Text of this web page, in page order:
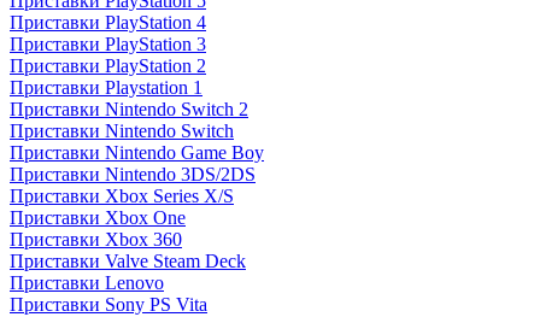
Приставки PlayStation 4
Приставки PlayStation 3
Приставки PlayStation 2
Приставки Playstation 1
Приставки Nintendo Switch 2
Приставки Nintendo Switch
Приставки Nintendo Game Boy
Приставки Nintendo 3DS/2DS
Приставки Xbox Series X/S
Приставки Xbox One
Приставки Xbox 360
Приставки Valve Steam Deck
Приставки Lenovo
Приставки Sony PS Vita